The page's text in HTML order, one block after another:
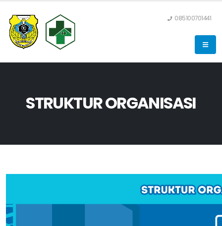
085100701441
STRUKTUR ORGANISASI